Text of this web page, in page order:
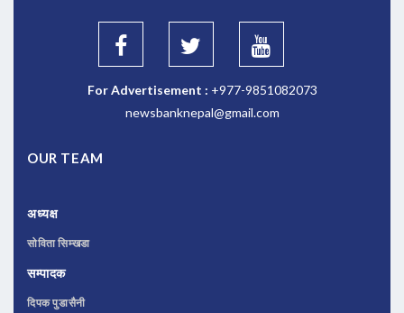
For Advertisement : +977-9851082073
newsbanknepal@gmail.com
OUR TEAM
अध्यक्ष
सोविता सिम्खडा
सम्पादक
दिपक पुडासैनी